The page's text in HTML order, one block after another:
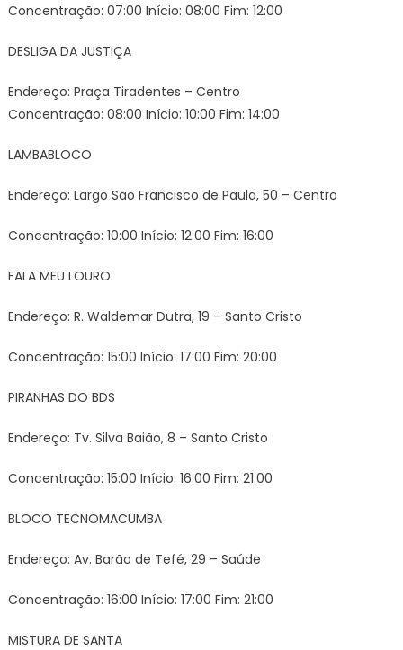
Concentração: 07:00 Início: 08:00 Fim: 12:00
DESLIGA DA JUSTIÇA
Endereço: Praça Tiradentes – Centro
Concentração: 08:00 Início: 10:00 Fim: 14:00
LAMBABLOCO
Endereço: Largo São Francisco de Paula, 50 – Centro
Concentração: 10:00 Início: 12:00 Fim: 16:00
FALA MEU LOURO
Endereço: R. Waldemar Dutra, 19 – Santo Cristo
Concentração: 15:00 Início: 17:00 Fim: 20:00
PIRANHAS DO BDS
Endereço: Tv. Silva Baião, 8 – Santo Cristo
Concentração: 15:00 Início: 16:00 Fim: 21:00
BLOCO TECNOMACUMBA
Endereço: Av. Barão de Tefé, 29 – Saúde
Concentração: 16:00 Início: 17:00 Fim: 21:00
MISTURA DE SANTA